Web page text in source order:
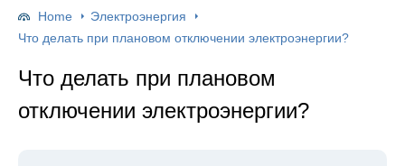
Home
Электроэнергия
Что делать при плановом отключении электроэнергии?
Что делать при плановом
отключении электроэнергии?